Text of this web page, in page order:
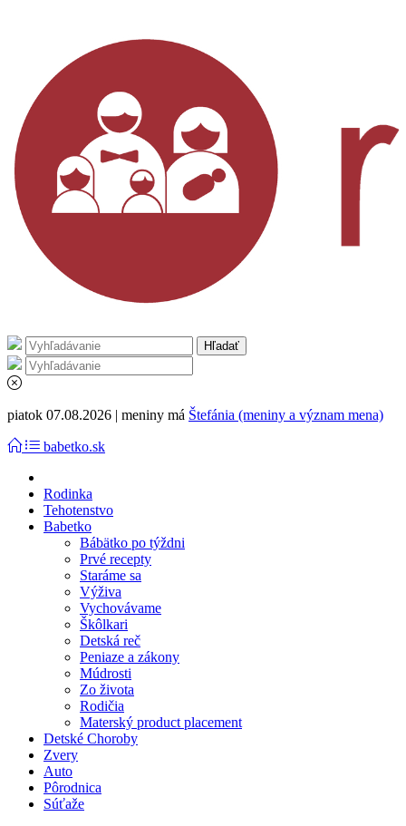
piatok 07.08.2026 | meniny má Štefánia (meniny a význam mena)
babetko.sk
Rodinka
Tehotenstvo
Babetko
Bábätko po týždni
Prvé recepty
Staráme sa
Výživa
Vychovávame
Škôlkari
Detská reč
Peniaze a zákony
Múdrosti
Zo života
Rodičia
Materský product placement
Detské Choroby
Zvery
Auto
Pôrodnica
Súťaže